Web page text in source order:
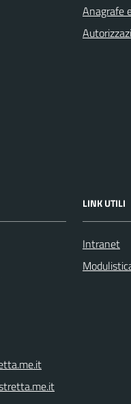
Anagrafe
LINK UTILI
Intranet